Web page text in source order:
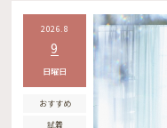
2026.8
9
日曜日
おすすめ
試着